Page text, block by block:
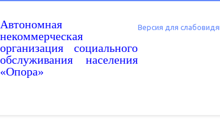
Автономная
некоммерческая
организация социального
обслуживания населения
«Опора»
Версия для